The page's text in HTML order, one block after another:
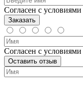
Согласен с условиями
Согласен с условиями